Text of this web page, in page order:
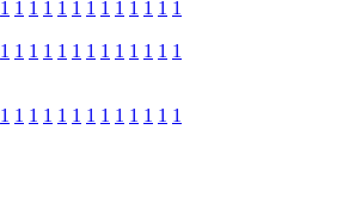
1 1 1 1 1 1 1 1 1 1 1 1 1
1 1 1 1 1 1 1 1 1 1 1 1 1
1 1 1 1 1 1 1 1 1 1 1 1 1